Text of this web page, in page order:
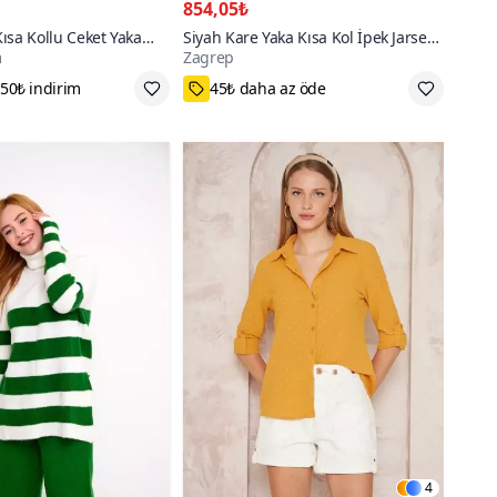
Kollu Ceket Yaka
Tulum
Fırsatı
854,05₺
Siyah Kare Yaka Kısa Kol İpek Jarse
Bodysuit
Zagrep
M,L,XS,S
4